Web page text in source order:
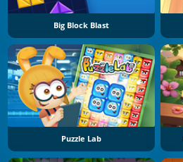
Big Block Blast
Puzzle Lab